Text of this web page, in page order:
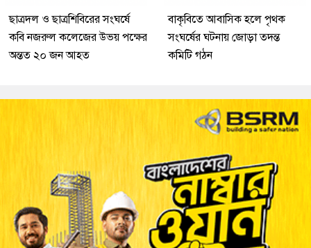
ছাত্রদল ও ছাত্রশিবিরের সংঘর্ষে
কবি নজরুল কলেজের উভয় পক্ষের
অন্তত ২০ জন আহত
বাকৃবিতে আবাসিক হলে পৃথক
সংঘর্ষের ঘটনায় জোড়া তদন্ত
কমিটি গঠন